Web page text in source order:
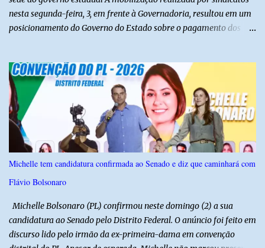
nesta segunda-feira, 3, em frente à Governadoria, resultou em um
posicionamento do Governo do Estado sobre o pagamento dos
aposentados da Saúde ainda nesta segunda-feira (3), dos demais
aposentados até a terça-feira, 4, e dos pensionistas até a quarta-
feira, 5. A informação foi repassada durante reunião entre
representantes dos sindicatos, do Gabinete Civil e da Secretaria de
Estado da Fazenda (Sefaz). Na ocasião, o Governo reconheceu as
dificuldades financeiras e admitiu que a mesma situação poderá se
repetir no pagamento referente ao mês de agosto. O Sindicato dos
Servidores Públicos da Administração Indireta do Rio Grande do
Norte (Sinai-RN) criticou o modelo adotado pelo Estado, que tem
Michelle tem candidatura confirmada ao Senado e diz que caminhará com
Flávio Bolsonaro
Michelle Bolsonaro (PL) confirmou neste domingo (2) a sua
candidatura ao Senado pelo Distrito Federal. O anúncio foi feito em
discurso lido pelo irmão da ex-primeira-dama em convenção